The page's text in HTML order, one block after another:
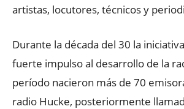
artistas, locutores, técnicos y
Durante la década del 30 la
fuerte impulso al desarrollo de la
período nacieron más de 70
radio Hucke, posteriormente